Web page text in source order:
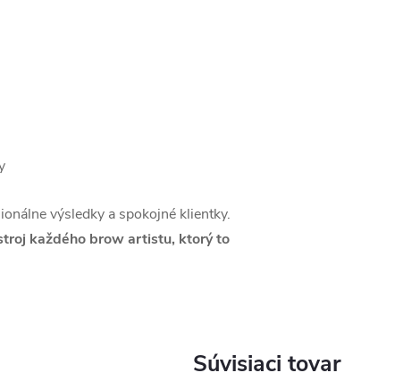
výsledky a spokojné klientky.
každého brow artistu, ktorý to
Súvisiaci tovar